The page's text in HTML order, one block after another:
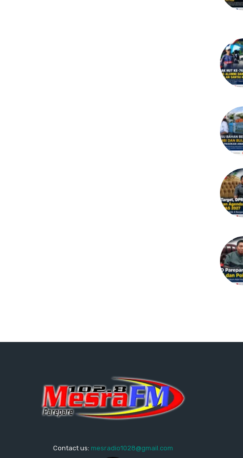
Contact us: mesradio1028@gmail.com